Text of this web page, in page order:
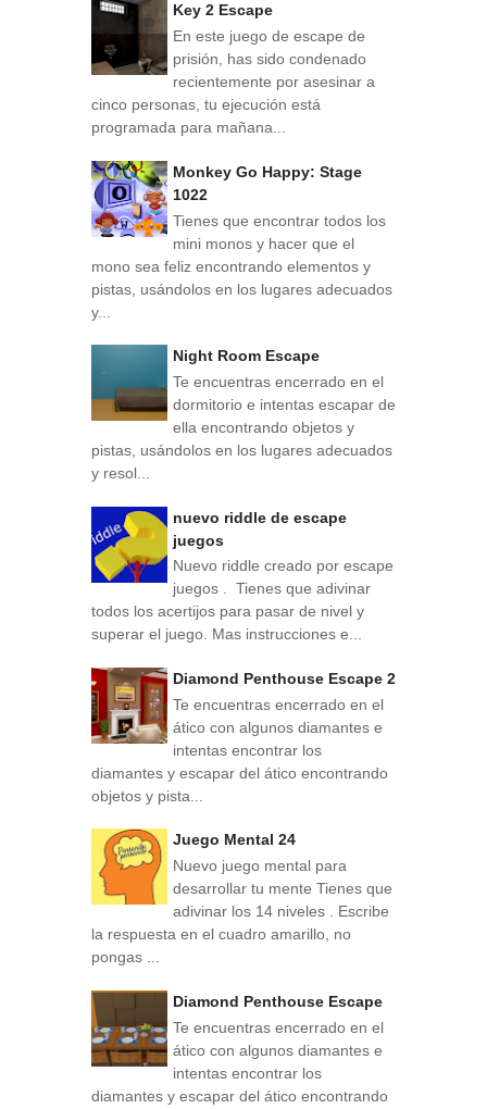
Key 2 Escape
En este juego de escape de
prisión, has sido condenado
recientemente por asesinar a
cinco personas, tu ejecución está
programada para mañana...
Monkey Go Happy: Stage
1022
Tienes que encontrar todos los
mini monos y hacer que el
mono sea feliz encontrando elementos y
pistas, usándolos en los lugares adecuados
y...
Night Room Escape
Te encuentras encerrado en el
dormitorio e intentas escapar de
ella encontrando objetos y
pistas, usándolos en los lugares adecuados
y resol...
nuevo riddle de escape
juegos
Nuevo riddle creado por escape
juegos . Tienes que adivinar
todos los acertijos para pasar de nivel y
superar el juego. Mas instrucciones e...
Diamond Penthouse Escape 2
Te encuentras encerrado en el
ático con algunos diamantes e
intentas encontrar los
diamantes y escapar del ático encontrando
objetos y pista...
Juego Mental 24
Nuevo juego mental para
desarrollar tu mente Tienes que
adivinar los 14 niveles . Escribe
la respuesta en el cuadro amarillo, no
pongas ...
Diamond Penthouse Escape
Te encuentras encerrado en el
ático con algunos diamantes e
intentas encontrar los
diamantes y escapar del ático encontrando